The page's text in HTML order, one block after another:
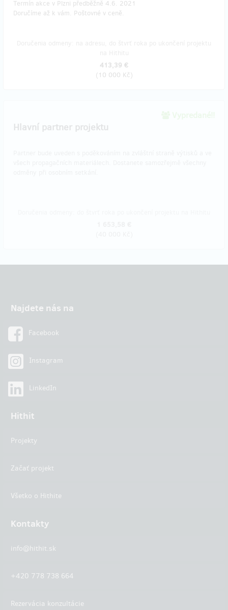
Termín akce v Plzni předběžně 4.6. 2021
Doručíme až k vám. Poštovné v ceně.
413,39 €
(10 000 Kč)
Hlavní partner projektu
Najdete nás na
Facebook
Instagram
LinkedIn
Hithit
Projekty
Začať projekt
Všetko o Hithite
Kontakty
info@hithit.sk
+420 778 738 664
Rezervácia konzultácie